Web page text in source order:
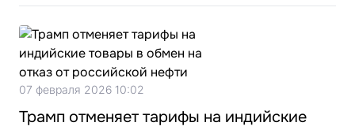
07 февраля 2026 10:02
Трамп отменяет тарифы на индийские